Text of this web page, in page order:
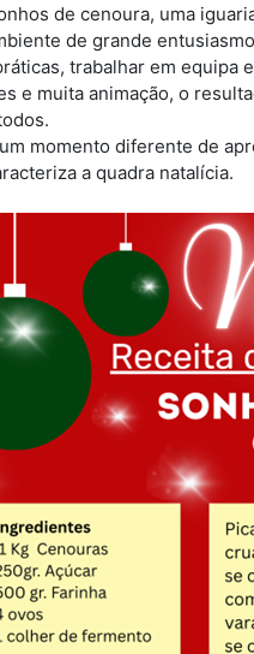
de cenoura, uma
de grande
trabalhar em equipa
e muita animação, o
momento diferente de
a quadra natalícia.